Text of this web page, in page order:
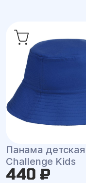
Панама детская
Challenge Kids
440 ₽